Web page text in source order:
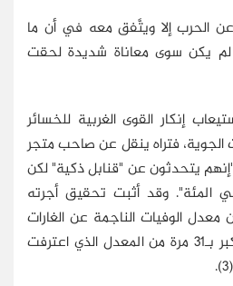
عن الحرب إلا ويتَّفق معه في أن ما
يكن سوى معاناة شديدة لحقت
إنكار القوى الغربية للخسائر
الجوية، فتراه ينقل عن صاحب متجر
يتحدثون عن "قنابل ذكية" لكن
بنسبة 90 في المئة". وقد أثبت تحقيق أجرته
الوفيات الناجمة عن الغارات
الجوية ضد الموصل كان أكبر بـ31 مرة من المعدل الذي اعترفت